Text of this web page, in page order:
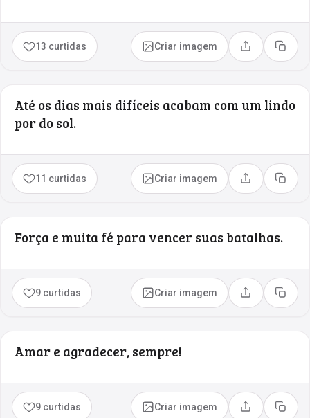
13 curtidas Criar imagem Compartilhar
Copiar
Até os dias mais difíceis acabam com um lindo
por do sol.
11 curtidas Criar imagem Compartilhar
Copiar
Força e muita fé para vencer suas batalhas.
9 curtidas Criar imagem Compartilhar
Copiar
Amar e agradecer, sempre!
9 curtidas Criar imagem Compartilhar
Copiar